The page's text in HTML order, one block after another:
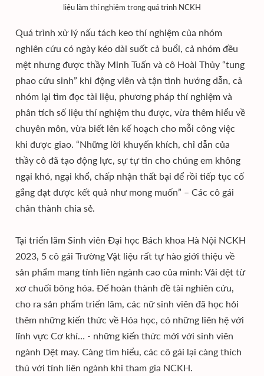
liệu làm thí nghiệm trong quá trình NCKH
Quá trình xử lý nấu tách keo thí nghiệm của nhóm
nghiên cứu có ngày kéo dài suốt cả buổi, cả nhóm đều
mệt nhưng được thầy Minh Tuấn và cô Hoài Thủy “tung
phao cứu sinh” khi động viên và tận tình hướng dẫn, cả
nhóm lại tìm đọc tài liệu, phương pháp thí nghiệm và
phân tích số liệu thí nghiệm thu được, vừa thêm hiểu về
chuyên môn, vừa biết lên kế hoạch cho mỗi công việc
khi được giao. “Những lời khuyến khích, chỉ dẫn của
thầy cô đã tạo động lực, sự tự tin cho chúng em không
ngại khó, ngại khổ, chấp nhận thất bại để rồi tiếp tục cố
gắng đạt được kết quả như mong muốn” – Các cô gái
chân thành chia sẻ.
Tại triển lãm Sinh viên Đại học Bách khoa Hà Nội NCKH
2023, 5 cô gái Trường Vật liệu rất tự hào giới thiệu về
sản phẩm mang tính liên ngành cao của mình: Vải dệt từ
xơ chuối bông hóa. Để hoàn thành đề tài nghiên cứu,
cho ra sản phẩm triển lãm, các nữ sinh viên đã học hỏi
thêm những kiến thức về Hóa học, có những liên hệ với
lĩnh vực Cơ khí… - những kiến thức mới với sinh viên
ngành Dệt may. Càng tìm hiểu, các cô gái lại càng thích
thú với tính liên ngành khi tham gia NCKH.